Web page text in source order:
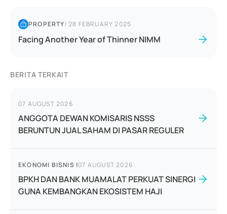
PROPERTY|28 FEBRUARY 2025
Facing Another Year of Thinner NIMM
BERITA TERKAIT
07 AUGUST 2026
ANGGOTA DEWAN KOMISARIS NSSS
BERUNTUN JUAL SAHAM DI PASAR REGULER
EKONOMI BISNIS |07 AUGUST 2026
BPKH DAN BANK MUAMALAT PERKUAT SINERGI
GUNA KEMBANGKAN EKOSISTEM HAJI